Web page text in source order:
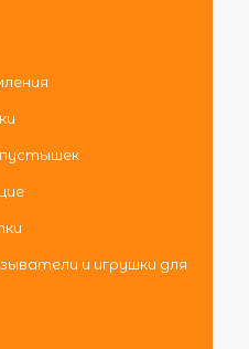
и игрушки для